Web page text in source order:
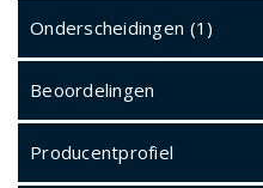
Onderscheidingen (1)
Beoordelingen
Producentprofiel